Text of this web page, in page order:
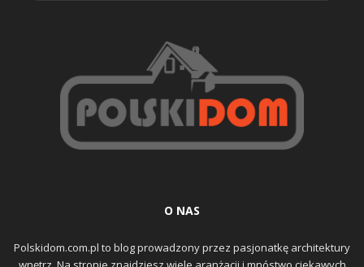
O NAS
Polskidom.com.pl to blog prowadzony przez pasjonatkę architektury